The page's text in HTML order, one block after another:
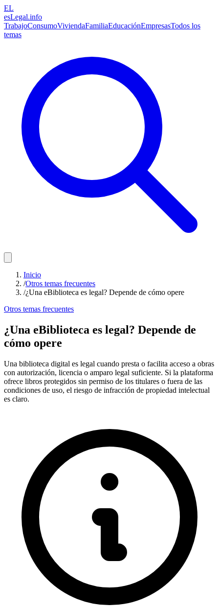
EL
esLegal.info
TrabajoConsumoViviendaFamiliaEducaciónEmpresasTodos los
temas
Inicio
/Otros temas frecuentes
/¿Una eBiblioteca es legal? Depende de cómo opere
Otros temas frecuentes
¿Una eBiblioteca es legal? Depende de
cómo opere
Una biblioteca digital es legal cuando presta o facilita acceso a obras
con autorización, licencia o amparo legal suficiente. Si la plataforma
ofrece libros protegidos sin permiso de los titulares o fuera de las
condiciones de uso, el riesgo de infracción de propiedad intelectual
es claro.